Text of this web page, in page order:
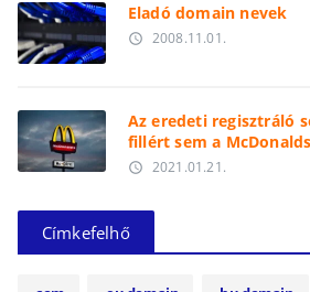
Eladó domain nevek
access_time 2008.11.01.
Az eredeti regisztráló
fillért sem a
access_time 2021.01.21.
Címkefelhő